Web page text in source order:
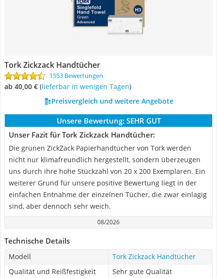
Tork Zickzack Handtücher
1553 Bewertungen
ab 40,00 € ( Lieferbar in wenigen Tagen)
Preisvergleich und weitere Angebote
Unsere Bewertung: SEHR GUT
Unser Fazit für Tork Zickzack Handtücher:
Die grünen ZickZack Papierhandtücher von Tork werden
nicht nur klimafreundlich hergestellt, sondern überzeugen
uns durch ihre hohe Stückzahl von 20 x 200 Exemplaren. Ein
weiterer Grund für unsere positive Bewertung liegt in der
einfachen Entnahme der einzelnen Tücher, die zwar einlagig
sind, aber dennoch sehr weich.
08/2026
Technische Details
Modell
Tork Zickzack Handtücher
Qualität und Reißfestigkeit
Sehr gute Qualität